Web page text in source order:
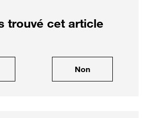
trouvé cet article
article m'a été utileNon, cet article ne